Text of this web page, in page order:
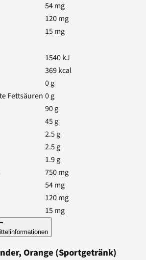
54mg
120mg
15mg
1540kJ
369kcal
0g
Fettsäuren 0g
90g
45g
2.5g
2.5g
1.9g
750mg
54mg
120mg
15mg
Orange (Sportgetränk)